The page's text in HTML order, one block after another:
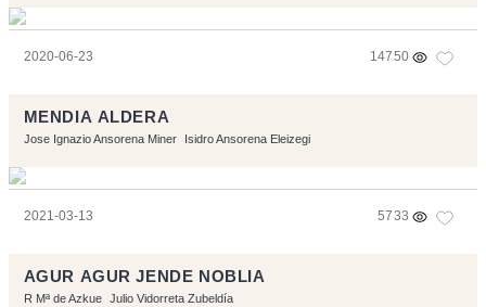
2020-06-23 14750
MENDIA ALDERA
Jose Ignazio Ansorena Miner Isidro Ansorena Eleizegi
2021-03-13 5733
AGUR AGUR JENDE NOBLIA
R Mª de Azkue Julio Vidorreta Zubeldía